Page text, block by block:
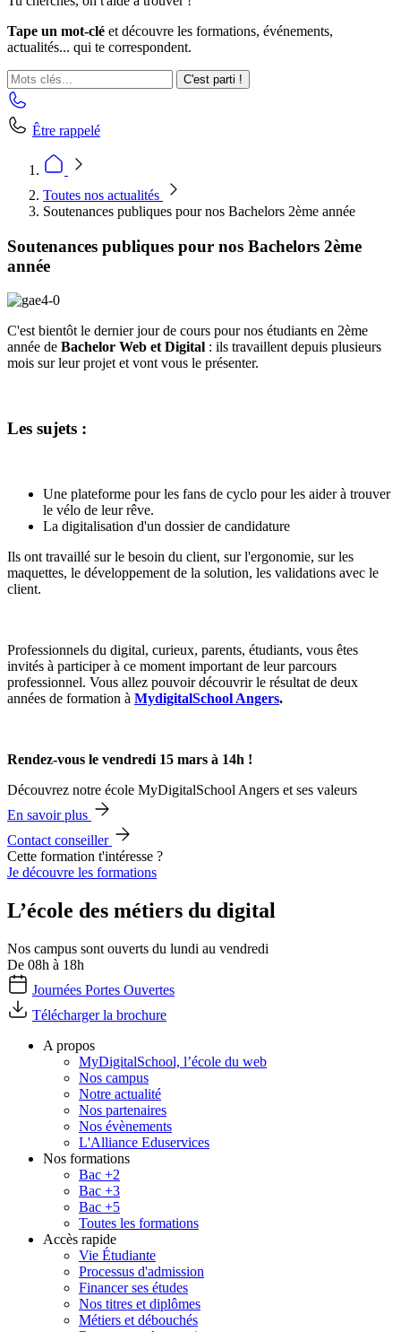
Tape un mot-clé et découvre les formations, événements,
actualités... qui te correspondent.
C'est parti !
Être rappelé
Toutes nos actualités
Soutenances publiques pour nos Bachelors 2ème année
Soutenances publiques pour nos Bachelors 2ème
année
C'est bientôt le dernier jour de cours pour nos étudiants en 2ème
année de Bachelor Web et Digital : ils travaillent depuis plusieurs
mois sur leur projet et vont vous le présenter.
Les sujets :
Une plateforme pour les fans de cyclo pour les aider à trouver
le vélo de leur rêve.
La digitalisation d'un dossier de candidature
Ils ont travaillé sur le besoin du client, sur l'ergonomie, sur les
maquettes, le développement de la solution, les validations avec le
client.
Professionnels du digital, curieux, parents, étudiants, vous êtes
invités à participer à ce moment important de leur parcours
professionnel. Vous allez pouvoir découvrir le résultat de deux
années de formation à MydigitalSchool Angers.
Rendez-vous le vendredi 15 mars à 14h !
Découvrez notre école MyDigitalSchool Angers et ses valeurs
En savoir plus
Contact conseiller
Cette formation t'intéresse ?
Je découvre les formations
L’école des métiers du digital
Nos campus sont ouverts du lundi au vendredi
De 08h à 18h
Journées Portes Ouvertes
Télécharger la brochure
A propos
MyDigitalSchool, l’école du web
Nos campus
Notre actualité
Nos partenaires
Nos évènements
L'Alliance Eduservices
Nos formations
Bac +2
Bac +3
Bac +5
Toutes les formations
Accès rapide
Vie Étudiante
Processus d'admission
Financer ses études
Nos titres et diplômes
Métiers et débouchés